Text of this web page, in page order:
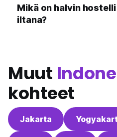
Mikä on halvin
iltana?
Muut
kohteet
Jakarta